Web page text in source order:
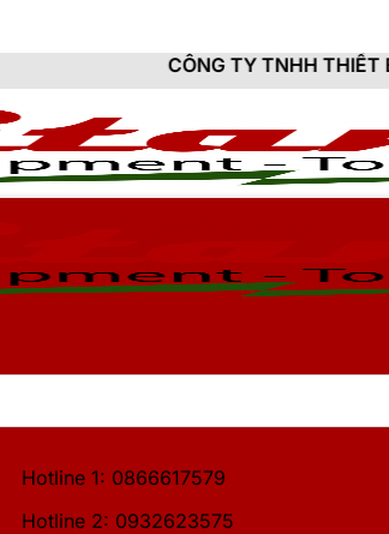
CÔNG TY TNHH THIẾT BỊ DỤNG CỤ
Hotline 1: 0866617579
Hotline 2: 0932623575